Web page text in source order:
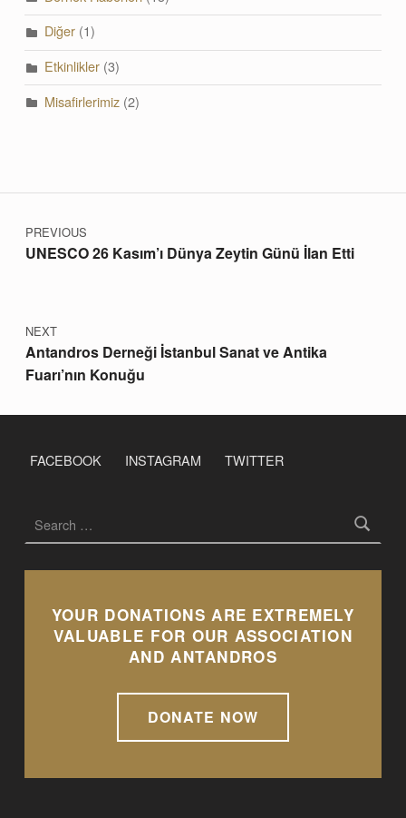
Diğer(1)
Etkinlikler(3)
Misafirlerimiz(2)
Post navigation
PREVIOUS
UNESCO 26 Kasım’ı Dünya Zeytin Günü İlan Etti
NEXT
Antandros Derneği İstanbul Sanat ve Antika
Fuarı’nın Konuğu
FACEBOOK INSTAGRAM TWITTER
YOUR DONATIONS ARE EXTREMELY
VALUABLE FOR OUR ASSOCIATION
AND ANTANDROS
DONATE NOW